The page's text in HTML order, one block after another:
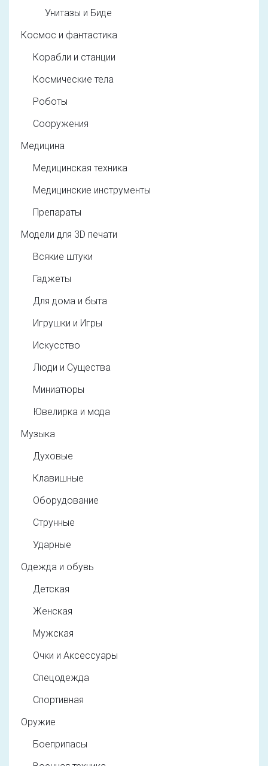
Унитазы и Биде
Космос и фантастика
Корабли и станции
Космические тела
Роботы
Сооружения
Медицина
Медицинская техника
Медицинские инструменты
Препараты
Модели для 3D печати
Всякие штуки
Гаджеты
Для дома и быта
Игрушки и Игры
Искусство
Люди и Существа
Миниатюры
Ювелирка и мода
Музыка
Духовые
Клавишные
Оборудование
Струнные
Ударные
Одежда и обувь
Детская
Женская
Мужская
Очки и Аксессуары
Спецодежда
Спортивная
Оружие
Боеприпасы